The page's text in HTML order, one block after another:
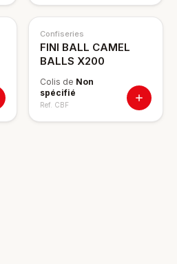
Confiseries
FINI BALL CAMEL
BALLS X200
Colis de Non
spécifié
Ref. CBF